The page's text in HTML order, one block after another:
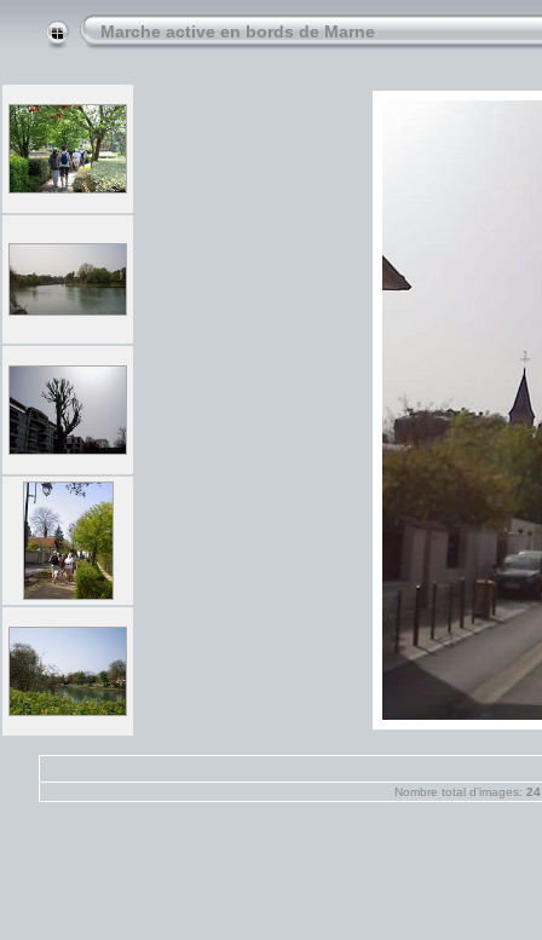
Marche active en bords de Marne
Nombre total d'images: 24